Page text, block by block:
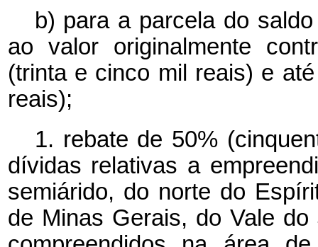
b) para a parcela do
ao valor originalmente
(trinta e cinco mil reais) e
reais);
1. rebate de 50%
dívidas relativas a
semiárido, do norte do
de Minas Gerais, do Vale